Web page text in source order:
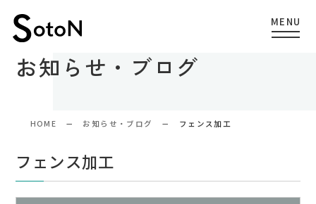
お知らせ・ブログ
HOME お知らせ・ブログ フェンス加工
フェンス加工